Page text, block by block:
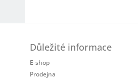
Důležité informace
E-shop
Prodejna